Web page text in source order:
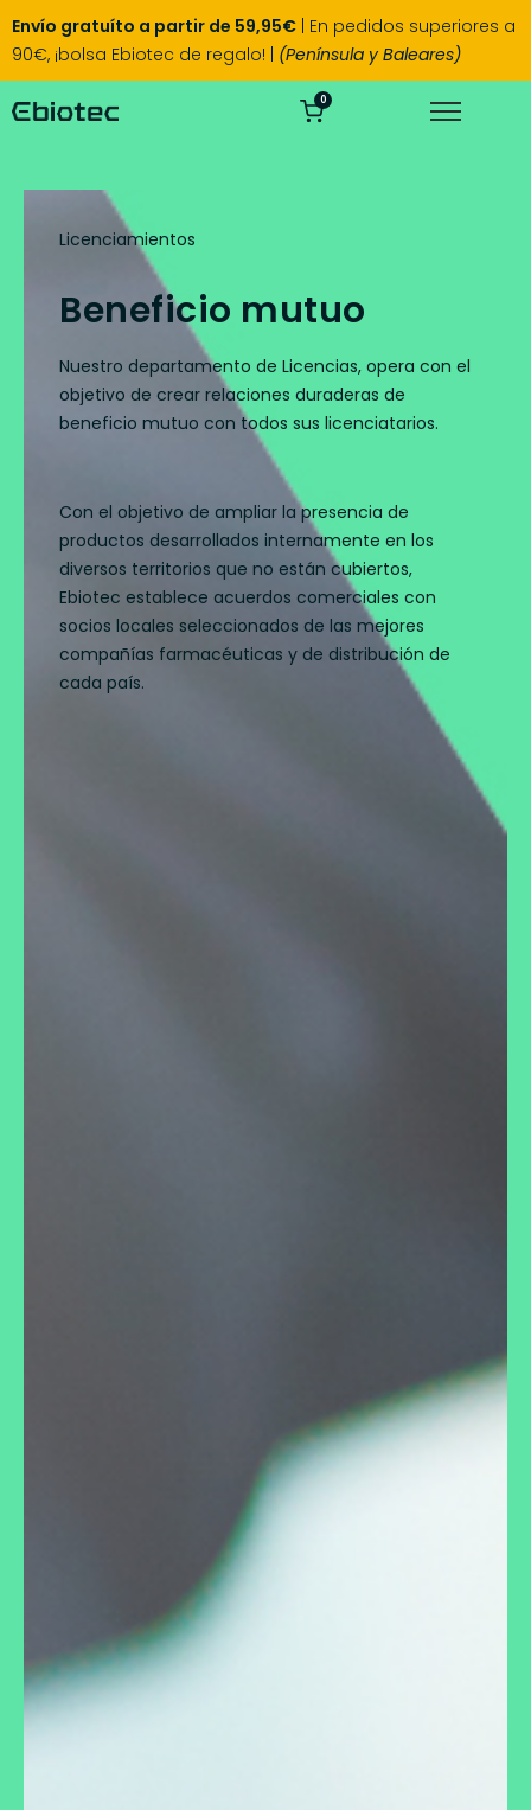
Envío gratuíto a partir de 59,95€ | En pedidos superiores a
90€, ¡bolsa Ebiotec de regalo! |
(Península y Baleares)
0
Licenciamientos
Beneficio mutuo
Nuestro departamento de Licencias, opera con el
objetivo de crear relaciones duraderas de
beneficio mutuo con todos sus licenciatarios.
Con el objetivo de ampliar la presencia de
productos desarrollados internamente en los
diversos territorios que no están cubiertos,
Ebiotec establece acuerdos comerciales con
socios locales seleccionados de las mejores
compañías farmacéuticas y de distribución de
cada país.